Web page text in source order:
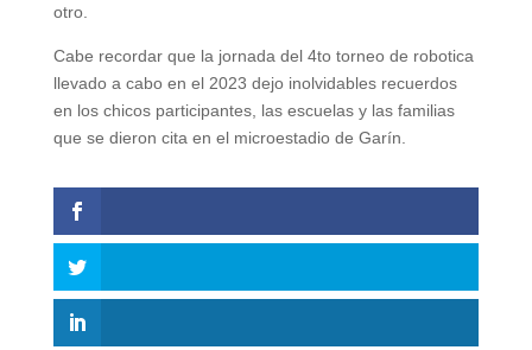
otro.
Cabe recordar que la jornada del 4to torneo de robotica
llevado a cabo en el 2023 dejo inolvidables recuerdos
en los chicos participantes, las escuelas y las familias
que se dieron cita en el microestadio de Garín.